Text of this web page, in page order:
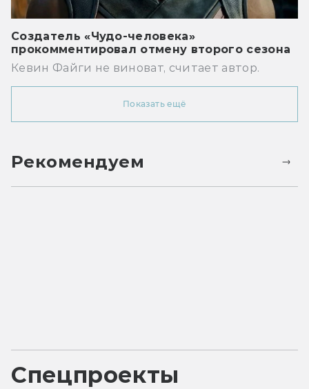
Создатель «Чудо-человека»
прокомментировал отмену второго сезона
Кевин Файги не виноват, считает автор.
Показать ещё
Рекомендуем
Спецпроекты